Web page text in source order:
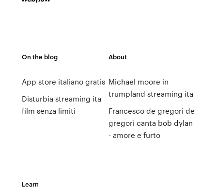
On the blog
App store italiano gratis
Disturbia streaming ita
film senza limiti
About
Michael moore in
trumpland streaming ita
Francesco de gregori de
gregori canta bob dylan
- amore e furto
Learn